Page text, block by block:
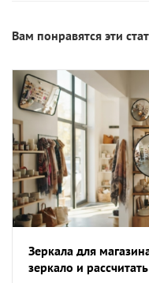
Вам понравятся эти
Зеркала для
зеркало и